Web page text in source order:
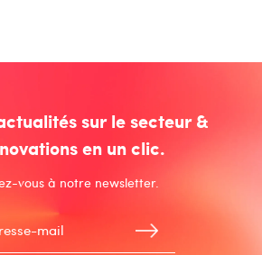
sur le secteur &
en un clic.
vous à notre newsletter.